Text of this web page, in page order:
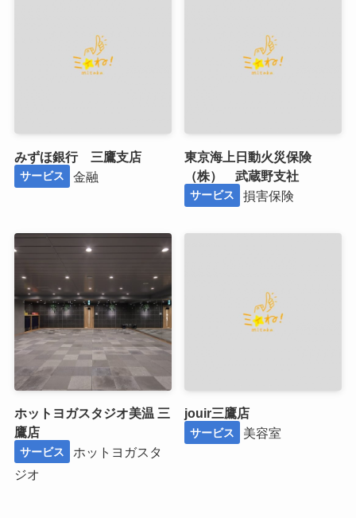
みずほ銀行 三鷹支店
サービス 金融
東京海上日動火災保険
（株） 武蔵野支社
サービス 損害保険
ホットヨガスタジオ美温 三
鷹店
サービス
ホットヨガスタ
ジオ
jouir三鷹店
サービス 美容室